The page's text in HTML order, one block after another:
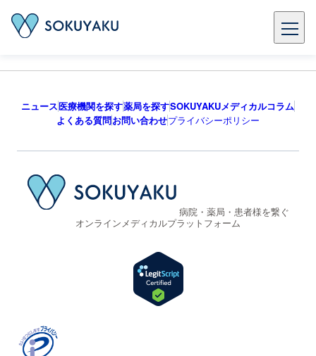
ニュース医療機関を探す薬局を探すSOKUYAKUメディカルコラム
よくある質問お問い合わせプライバシーポリシー
病院・薬局・患者様を繋ぐ
オンラインメディカルプラットフォーム